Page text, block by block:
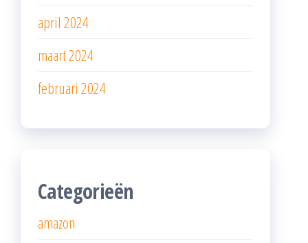
april 2024
maart 2024
februari 2024
Categorieën
amazon